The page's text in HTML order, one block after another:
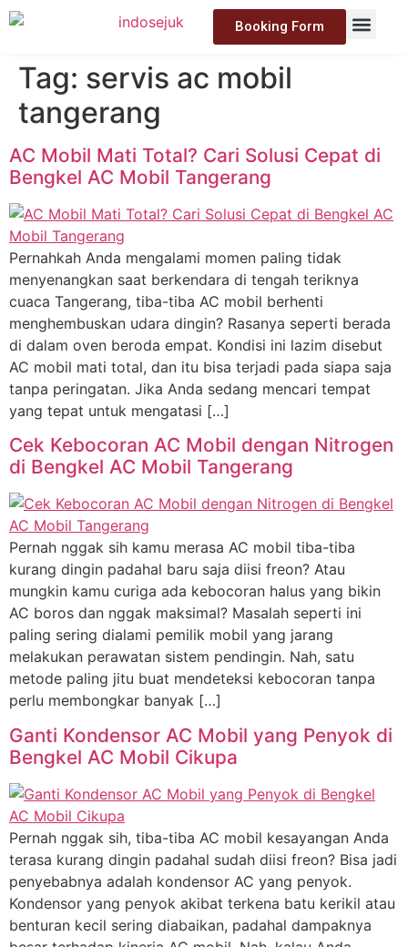
Booking Form
Tag: servis ac mobil
tangerang
AC Mobil Mati Total? Cari Solusi Cepat di
Bengkel AC Mobil Tangerang
Pernahkah Anda mengalami momen paling tidak
menyenangkan saat berkendara di tengah teriknya
cuaca Tangerang, tiba-tiba AC mobil berhenti
menghembuskan udara dingin? Rasanya seperti berada
di dalam oven beroda empat. Kondisi ini lazim disebut
AC mobil mati total, dan itu bisa terjadi pada siapa saja
tanpa peringatan. Jika Anda sedang mencari tempat
yang tepat untuk mengatasi […]
Cek Kebocoran AC Mobil dengan Nitrogen
di Bengkel AC Mobil Tangerang
Pernah nggak sih kamu merasa AC mobil tiba-tiba
kurang dingin padahal baru saja diisi freon? Atau
mungkin kamu curiga ada kebocoran halus yang bikin
AC boros dan nggak maksimal? Masalah seperti ini
paling sering dialami pemilik mobil yang jarang
melakukan perawatan sistem pendingin. Nah, satu
metode paling jitu buat mendeteksi kebocoran tanpa
perlu membongkar banyak […]
Ganti Kondensor AC Mobil yang Penyok di
Bengkel AC Mobil Cikupa
Pernah nggak sih, tiba-tiba AC mobil kesayangan Anda
terasa kurang dingin padahal sudah diisi freon? Bisa jadi
penyebabnya adalah kondensor AC yang penyok.
Kondensor yang penyok akibat terkena batu kerikil atau
benturan kecil sering diabaikan, padahal dampaknya